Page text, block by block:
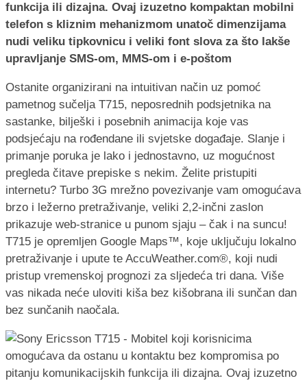
funkcija ili dizajna. Ovaj izuzetno kompaktan mobilni
telefon s kliznim mehanizmom unatoč dimenzijama
nudi veliku tipkovnicu i veliki font slova za što lakše
upravljanje SMS-om, MMS-om i e-poštom
Ostanite organizirani na intuitivan način uz pomoć
pametnog sučelja T715, neposrednih podsjetnika na
sastanke, bilješki i posebnih animacija koje vas
podsjećaju na rođendane ili svjetske događaje. Slanje i
primanje poruka je lako i jednostavno, uz mogućnost
pregleda čitave prepiske s nekim. Želite pristupiti
internetu? Turbo 3G mrežno povezivanje vam omogućava
brzo i ležerno pretraživanje, veliki 2,2-inčni zaslon
prikazuje web-stranice u punom sjaju – čak i na suncu!
T715 je opremljen Google Maps™, koje uključuju lokalno
pretraživanje i upute te AccuWeather.com®, koji nudi
pristup vremenskoj prognozi za sljedeća tri dana. Više
vas nikada neće uloviti kiša bez kišobrana ili sunčan dan
bez sunčanih naočala.